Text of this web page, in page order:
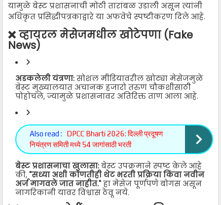
यामुळे बेस्ट प्रशासनाची मोठी तारांबळ उडाली असून त्यांनी
अधिकृत प्रसिद्धीपत्रकाद्वारे या अफवेचे स्पष्टीकरण दिले आहे.
❌ व्हायरल मेसेजमधील खोटेपणा (Fake
News)
अडकलेली यंत्रणा:सोशल मीडियावरील खोट्या मेसेजमुळे
बेस्ट मुख्यालयात अचानक हजारो तरुण चौकशीसाठी
पोहोचले, ज्यामुळे प्रशासनावर अतिरिक्त ताण आला आहे.
Also read :
DPCC Bharti 2026: दिल्ली प्रदूषण
नियंत्रण समिती मध्ये 54 जागांसाठी भरती
बेस्ट प्रशासनाचा खुलासा:बेस्ट उपक्रमाने स्पष्ट केले आहे
की,"सध्या अशी कोणतीही थेट भरती प्रक्रिया किंवा नवीन
अर्ज मागवले जात नाहीत."हा मेसेज पूर्णपणे बोगस असून
नागरिकांनी यावर विश्वास ठेवू नये.